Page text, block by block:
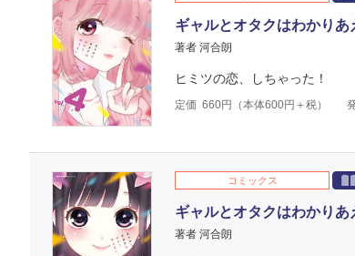
ギャルとオタクはわかり
著者 河合朗
ヒミツの恋、しちゃった！
定価 660円（本体600円＋税）
コミックス
ギャルとオタクはわかり
著者 河合朗